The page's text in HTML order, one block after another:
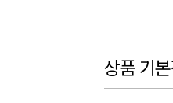
상품 기